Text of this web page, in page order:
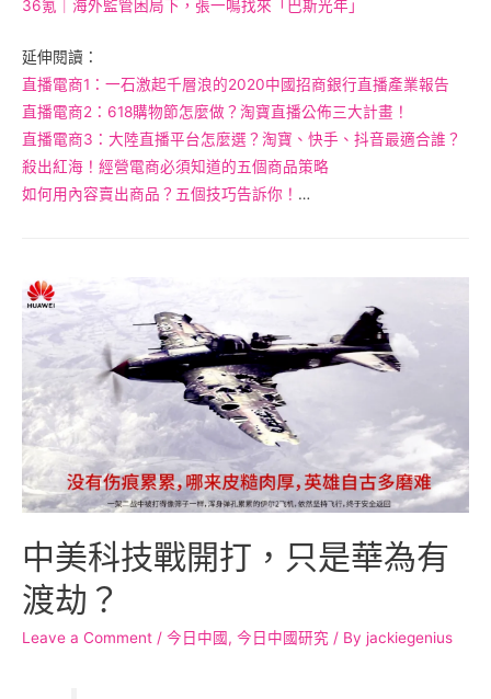
36氪｜海外監管困局下，張一鳴找來「巴斯光年」
延伸閱讀：
直播電商1：一石激起千層浪的2020中國招商銀行直播產業報告
直播電商2：618購物節怎麼做？淘寶直播公佈三大計畫！
直播電商3：大陸直播平台怎麼選？淘寶、快手、抖音最適合誰？
殺出紅海！經營電商必須知道的五個商品策略
如何用內容賣出商品？五個技巧告訴你！ …
中美科技戰開打，只是華為有
渡劫？
Leave a Comment / 今日中國, 今日中國研究 / By jackiegenius